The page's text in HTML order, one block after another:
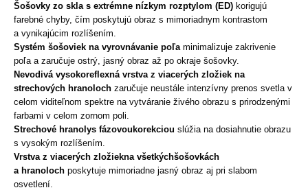
Šošovky zo skla s extrémne nízkym rozptylom (ED) korigujú
farebné chyby, čím poskytujú obraz s mimoriadnym kontrastom
a vynikajúcim rozlíšením.
Systém šošoviek na vyrovnávanie poľaminimalizuje zakrivenie
poľa a zaručuje ostrý, jasný obraz až po okraje šošovky.
Nevodivá vysokoreflexná vrstva z viacerých zložiek na
strechových hranoloch zaručuje neustále intenzívny prenos svetla v
celom viditeľnom spektre na vytváranie živého obrazu s prirodzenými
farbami v celom zornom poli.
Strechové hranolys fázovoukorekciou slúžia na dosiahnutie obrazu
s vysokým rozlíšením.
Vrstva z viacerých zložiekna všetkýchšošovkách
a hranoloch poskytuje mimoriadne jasný obraz aj pri slabom
osvetlení.